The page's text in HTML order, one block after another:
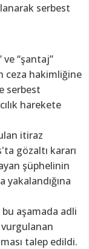
serbest
“şantaj”
ceza hakimliğine
serbest
harekete
itiraz
gözaltı kararı
şüphelinin
yakalandığına
aşamada adli
talep edildi.